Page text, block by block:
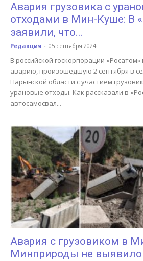
Авария грузовика с
отходами в Мин-Куше: В
заявили, что...
Редакция - 05 сентября 2024
В российской госкорпорации
аварию, произошедшую 2 сентября в
Нарынской области с участием
урановые отходы. Как рассказали в
автосамосвал...
Авария с грузовиком в
Минприроды не